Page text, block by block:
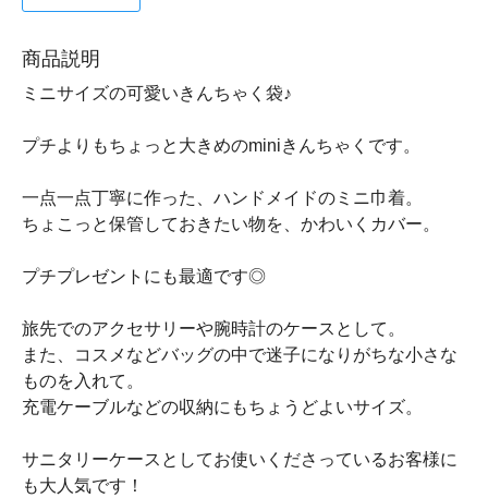
商品説明
ミニサイズの可愛いきんちゃく袋♪
プチよりもちょっと大きめのminiきんちゃくです。
一点一点丁寧に作った、ハンドメイドのミニ巾着。
ちょこっと保管しておきたい物を、かわいくカバー。
プチプレゼントにも最適です◎
旅先でのアクセサリーや腕時計のケースとして。
また、コスメなどバッグの中で迷子になりがちな小さな
ものを入れて。
充電ケーブルなどの収納にもちょうどよいサイズ。
サニタリーケースとしてお使いくださっているお客様に
も大人気です！